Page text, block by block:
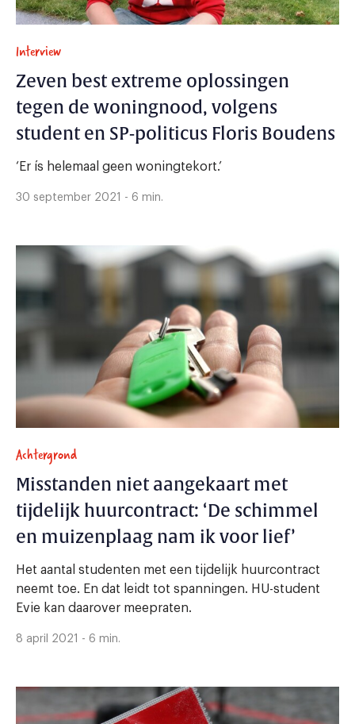
Interview
Zeven best extreme oplossingen
tegen de woningnood, volgens
student en SP-politicus Floris Boudens
‘Er ís helemaal geen woningtekort.’
30 september 2021 - 6 min.
Achtergrond
Misstanden niet aangekaart met
tijdelijk huurcontract: ‘De schimmel
en muizenplaag nam ik voor lief’
Het aantal studenten met een tijdelijk huurcontract
neemt toe. En dat leidt tot spanningen. HU-student
Evie kan daarover meepraten.
8 april 2021 - 6 min.